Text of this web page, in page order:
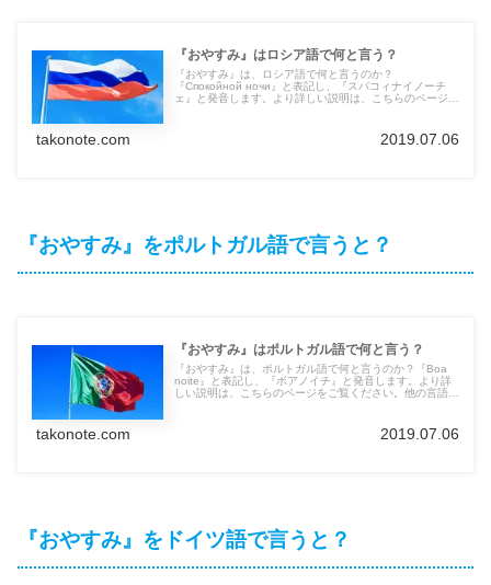
『おやすみ』はロシア語で何と言う？
『おやすみ』は、ロシア語で何と言うのか？
『Спокойной ночи』と表記し、『スパコィナイノーチ
ェ』と発音します。より詳しい説明は、こちらのページを
takonote.com 2019.07.06
『おやすみ』をポルトガル語で言うと？
『おやすみ』はポルトガル語で何と言う？
『おやすみ』は、ポルトガル語で何と言うのか？『Boa
noite』と表記し、『ボアノイチ』と発音します。より詳
しい説明は、こちらのページをご覧ください。他の言語の
takonote.com 2019.07.06
『おやすみ』をドイツ語で言うと？